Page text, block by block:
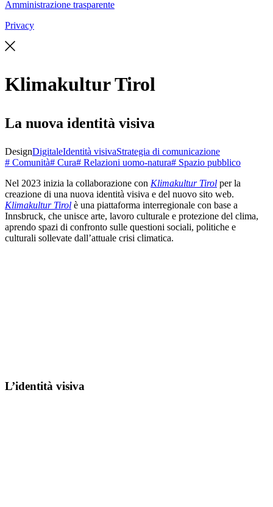
Amministrazione trasparente
Privacy
Klimakultur Tirol
La nuova identità visiva
DesignDigitaleIdentità visivaStrategia di comunicazione
# Comunità# Cura# Relazioni uomo-natura# Spazio pubblico
Nel 2023 inizia la collaborazione con Klimakultur Tirol per la
creazione di una nuova identità visiva e del nuovo sito web.
Klimakultur Tirol è una piattaforma interregionale con base a
Innsbruck, che unisce arte, lavoro culturale e protezione del clima,
aprendo spazi di confronto sulle questioni sociali, politiche e
culturali sollevate dall’attuale crisi climatica.
L’identità visiva